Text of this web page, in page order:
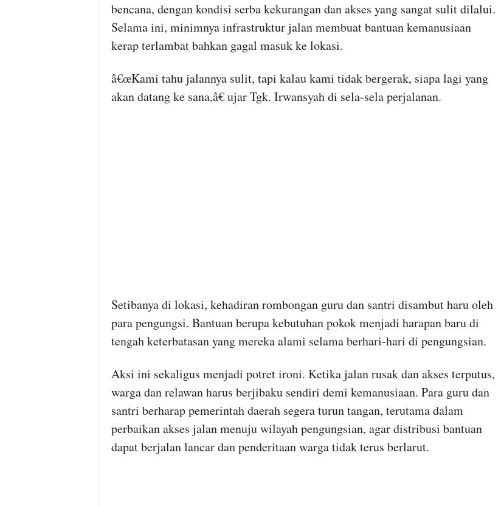
bencana, dengan kondisi serba kekurangan dan akses yang sangat sulit dilalui.
Selama ini, minimnya infrastruktur jalan membuat bantuan kemanusiaan
kerap terlambat bahkan gagal masuk ke lokasi.
â€œKami tahu jalannya sulit, tapi kalau kami tidak bergerak, siapa lagi yang
akan datang ke sana,â€ ujar Tgk. Irwansyah di sela-sela perjalanan.
Setibanya di lokasi, kehadiran rombongan guru dan santri disambut haru oleh
para pengungsi. Bantuan berupa kebutuhan pokok menjadi harapan baru di
tengah keterbatasan yang mereka alami selama berhari-hari di pengungsian.
Aksi ini sekaligus menjadi potret ironi. Ketika jalan rusak dan akses terputus,
warga dan relawan harus berjibaku sendiri demi kemanusiaan. Para guru dan
santri berharap pemerintah daerah segera turun tangan, terutama dalam
perbaikan akses jalan menuju wilayah pengungsian, agar distribusi bantuan
dapat berjalan lancar dan penderitaan warga tidak terus berlarut.